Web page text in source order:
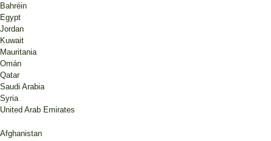
Bahréin
Egypt
Jordan
Kuwait
Mauritania
Omán
Qatar
Saudi Arabia
Syria
United Arab Emirates
Afghanistan